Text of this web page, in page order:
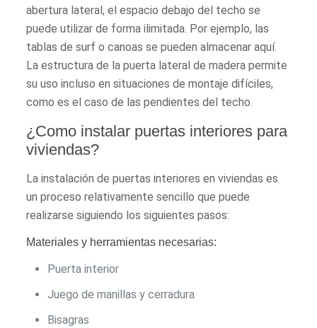
abertura lateral, el espacio debajo del techo se
puede utilizar de forma ilimitada. Por ejemplo, las
tablas de surf o canoas se pueden almacenar aquí.
La estructura de la puerta lateral de madera permite
su uso incluso en situaciones de montaje difíciles,
como es el caso de las pendientes del techo.
¿Como instalar puertas interiores para
viviendas?
La instalación de puertas interiores en viviendas es
un proceso relativamente sencillo que puede
realizarse siguiendo los siguientes pasos:
Materiales y herramientas necesarias:
Puerta interior
Juego de manillas y cerradura
Bisagras